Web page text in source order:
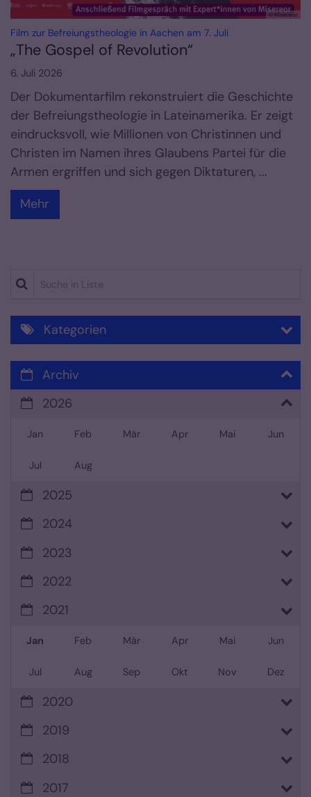
© Misereor
Film zur Befreiungstheologie in Aachen am 7. Juli:
„The Gospel of Revolution“
6. Juli 2026
Der Dokumentarfilm rekonstruiert die Geschichte
der Befreiungstheologie in Lateinamerika. Er zeigt
eindrucksvoll, wie Millionen von Christinnen und
Christen im Namen ihres Glaubens Partei für die
Armen ergriffen und sich gegen Diktaturen, ...
Mehr
Suche in Liste
Kategorien
Archiv
2026
Jan Feb Mär Apr Mai Jun
Jul Aug
2025
2024
2023
2022
2021
Jan Feb Mär Apr Mai Jun
Jul Aug Sep Okt Nov Dez
2020
2019
2018
2017